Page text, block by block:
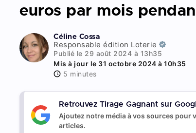
euros par mois
Céline Cossa
Responsable édition Loterie
Publié le 29 août 2024 à 13h35
Mis à jour le 31 octobre 2024 à 10h35
5 minutes
Retrouvez Tirage Gagnant sur
Ajoutez notre média à vos sources pour
articles.